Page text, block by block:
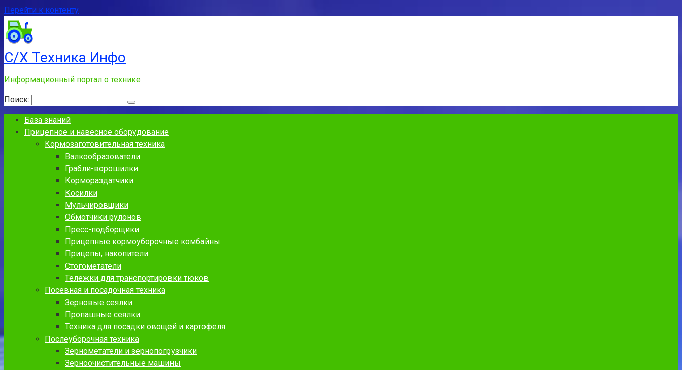
Перейти к контенту
С/Х Техника Инфо
Информационный портал о технике
Поиск:
База знаний
Прицепное и навесное оборудование
Кормозаготовительная техника
Валкообразователи
Грабли-ворошилки
Кормораздатчики
Косилки
Мульчировщики
Обмотчики рулонов
Пресс-подборщики
Прицепные кормоуборочные комбайны
Прицепы, накопители
Стогометатели
Тележки для транспортировки тюков
Посевная и посадочная техника
Зерновые сеялки
Пропашные сеялки
Техника для посадки овощей и картофеля
Послеуборочная техника
Зернометатели и зернопогрузчики
Зерноочистительные машины